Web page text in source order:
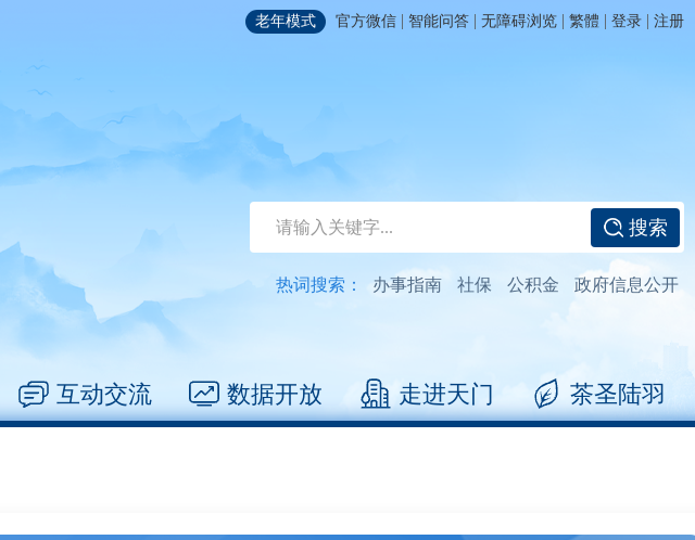
老年模式 官方微信 | 智能问答 | 无障碍浏览 | 繁體 | 登录 | 注册
搜索
热词搜索： 办事指南 社保 公积金 政府信息公开
互动交流 数据开放 走进天门 茶圣陆羽